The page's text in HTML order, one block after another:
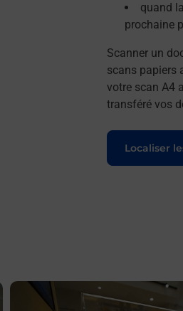
quand
prochaine
Scanner un
scans papiers
votre scan A4
transféré vos
Localiser
Le lien
En savoir plus